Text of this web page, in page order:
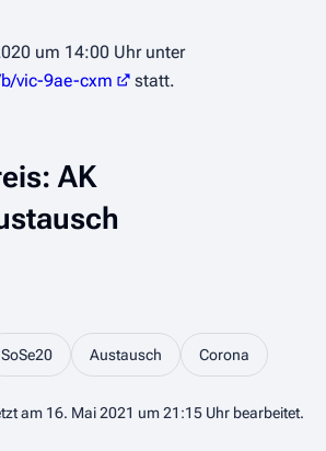
um 14:00 Uhr unter
vic-9ae-cxm
statt.
AK
SoSe20 Austausch
Corona
am 16. Mai 2021 um 21:15 Uhr bearbeitet.